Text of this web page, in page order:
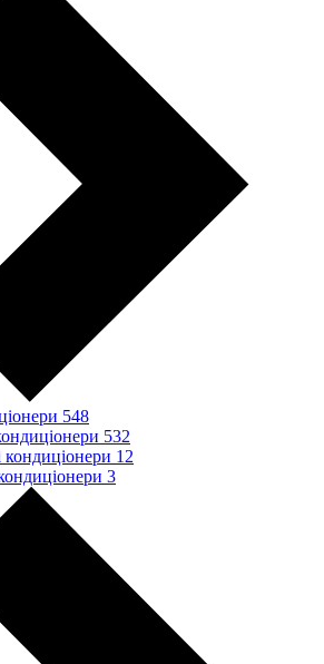
548
532
кондиціонери 12
3